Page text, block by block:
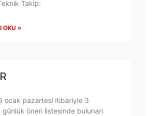
Takip:
OKU »
ocak pazartesi itibariyle 3
günlük öneri listesinde bulunan